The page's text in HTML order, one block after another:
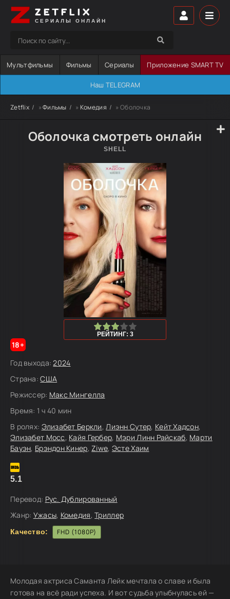
ZETFLIX
СЕРИАЛЫ ОНЛАЙН
Мультфильмы Фильмы Сериалы Приложение SMART TV
Наш TELEGRAM
Zetflix »Фильмы » Комедия » Оболочка
Оболочка смотреть онлайн
SHELL
4
5
РЕЙТИНГ: 3
18+
Год выхода: 2024
Страна: США
Режиссер: Макс Мингелла
Время: 1 ч 40 мин
В ролях: Элизабет Беркли,Лиэнн Сутер, Кейт Хадсон,
Элизабет Мосс, Кайя Гербер, Мэри Линн Райскаб, Марти
Бауэн, Брэндон Кинер,Ziwe, Эсте Хаим
5.1
Перевод: Рус. Дублированный
Жанр: Ужасы, Комедия,Триллер
Качество: FHD (1080P)
Молодая актриса Саманта Лейк мечтала о славе и была
готова на всё ради успеха. И вот судьба улыбнулась ей —